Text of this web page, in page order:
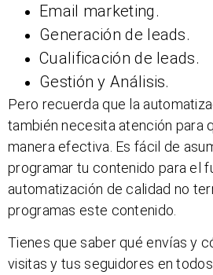
Email marketing.
Generación de leads.
Cualificación de leads.
Gestión y Análisis.
Pero recuerda que la
también necesita atención para
manera efectiva. Es fácil de
programar tu contenido para el
automatización de calidad no
programas este contenido.
Tienes que saber qué envías y
visitas y tus seguidores en